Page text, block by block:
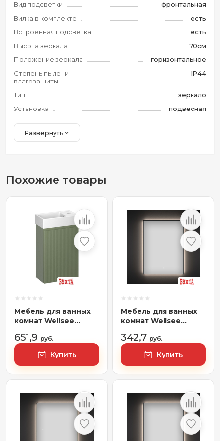
Вид подсветки
фронтальная
Вилка в комплекте
есть
Встроенная подсветка
есть
Высота зеркала
70см
Положение зеркала
горизонтальное
Степень пыле- и
влагозащиты
IP44
Тип
зеркало
Установка
подвесная
Развернуть
Похожие товары
Мебель для ванных
комнат Wellsee
умывальник 2 в 1 WC
Area 221805001
(тумба/матовый
зеленый, раковина/
глянцевый белый,
651,9 руб.
Купить
Мебель для ванных
комнат Wellsee
LED-подсветкой 7
Rays' Spectrum
172200920, 55 х 80 см
(с сенсором и
регулировкой
342,7 руб.
Купить